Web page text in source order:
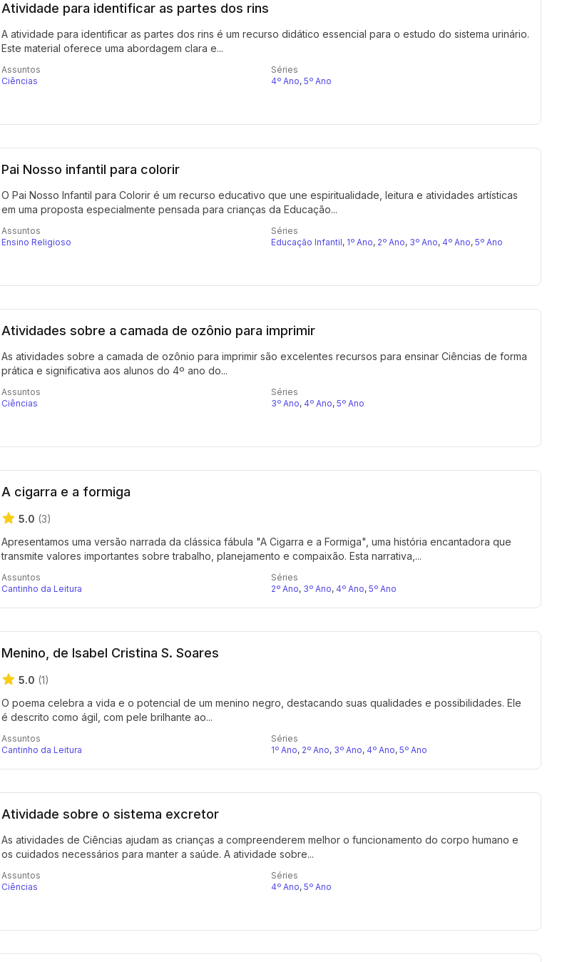
Atividade para identificar as partes dos rins
A atividade para identificar as partes dos rins é um recurso didático essencial para o estudo do sistema urinário.
Este material oferece uma abordagem clara e...
Assuntos
Ciências
Séries
4º Ano, 5º Ano
Pai Nosso infantil para colorir
O Pai Nosso Infantil para Colorir é um recurso educativo que une espiritualidade, leitura e atividades artísticas
em uma proposta especialmente pensada para crianças da Educação...
Assuntos
Ensino Religioso
Séries
Educação Infantil, 1º Ano, 2º Ano, 3º Ano, 4º Ano, 5º Ano
Atividades sobre a camada de ozônio para imprimir
As atividades sobre a camada de ozônio para imprimir são excelentes recursos para ensinar Ciências de forma
prática e significativa aos alunos do 4º ano do...
Assuntos
Ciências
Séries
3º Ano, 4º Ano, 5º Ano
A cigarra e a formiga
5.0 (3)
Apresentamos uma versão narrada da clássica fábula "A Cigarra e a Formiga", uma história encantadora que
transmite valores importantes sobre trabalho, planejamento e compaixão. Esta narrativa,...
Assuntos
Cantinho da Leitura
Séries
2º Ano, 3º Ano, 4º Ano, 5º Ano
Menino, de Isabel Cristina S. Soares
5.0 (1)
O poema celebra a vida e o potencial de um menino negro, destacando suas qualidades e possibilidades. Ele
é descrito como ágil, com pele brilhante ao...
Assuntos
Cantinho da Leitura
Séries
1º Ano, 2º Ano, 3º Ano, 4º Ano, 5º Ano
Atividade sobre o sistema excretor
As atividades de Ciências ajudam as crianças a compreenderem melhor o funcionamento do corpo humano e
os cuidados necessários para manter a saúde. A atividade sobre...
Assuntos
Ciências
Séries
4º Ano, 5º Ano